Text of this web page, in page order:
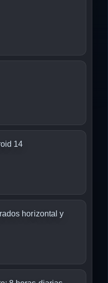
14
horizontal y